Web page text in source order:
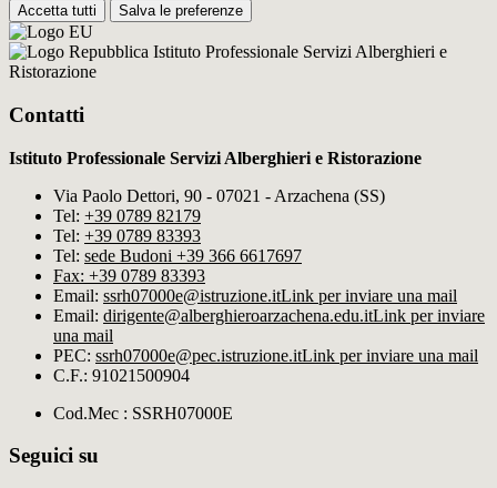
Accetta tutti Salva le preferenze
Istituto Professionale Servizi Alberghieri e
Ristorazione
Contatti
Istituto Professionale Servizi Alberghieri e Ristorazione
Via Paolo Dettori, 90 - 07021 - Arzachena (SS)
Tel: +39 0789 82179
Tel: +39 0789 83393
Tel: sede Budoni +39 366 6617697
Fax: +39 0789 83393
Email: ssrh07000e@istruzione.itLink per inviare una mail
Email: dirigente@alberghieroarzachena​.edu.itLink per inviare
una mail
PEC: ssrh07000e@pec.istruzione.itLink per inviare una mail
C.F.: 91021500904
Cod.Mec : SSRH07000E
Seguici su